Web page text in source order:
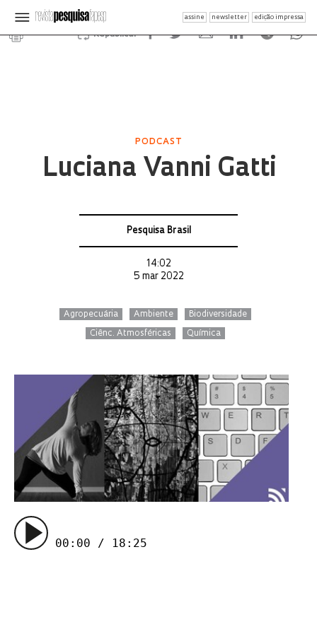
assine newsletter edição impressa
Republicar
PODCAST
Luciana Vanni Gatti
Pesquisa Brasil
14:02
5 mar 2022
Agropecuária Ambiente Biodiversidade
Ciênc. Atmosféricas Química
00:00 / 18:25